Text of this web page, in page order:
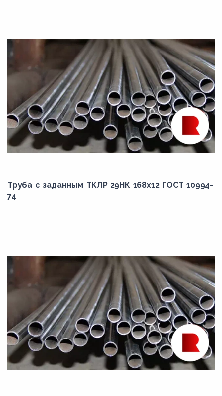
Труба с заданным ТКЛР 29НК 168x12 ГОСТ 10994-
74